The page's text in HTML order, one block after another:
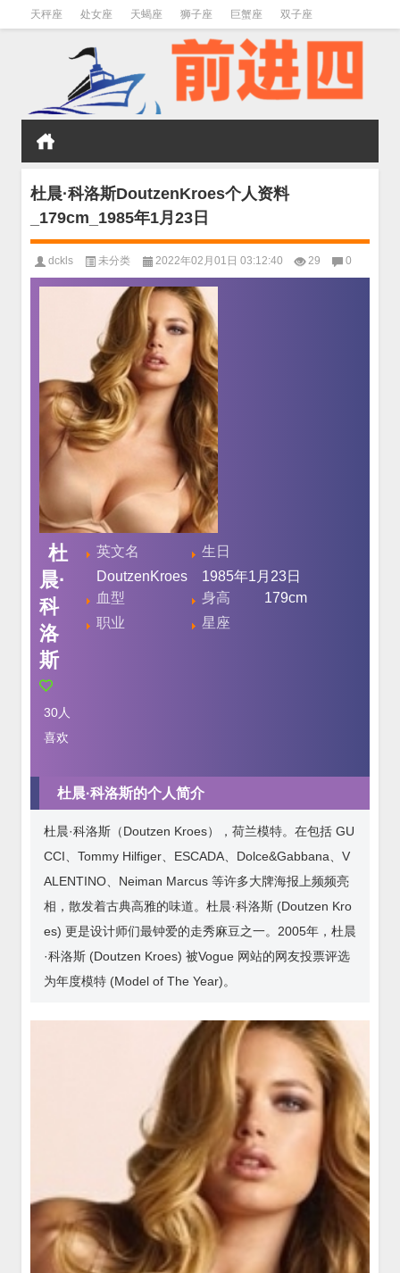
天秤座 处女座 天蝎座 狮子座 巨蟹座 双子座
杜晨·科洛斯DoutzenKroes个人资料
_179cm_1985年1月23日
dckls 未分类 2022年02月01日 03:12:40 29 0
杜
晨·
科
洛
斯
30人
喜欢
英文名
DoutzenKroes
生日
1985年1月23日
血型
身高
179cm
职业
星座
杜晨·科洛斯的个人简介
杜晨·科洛斯（Doutzen Kroes），荷兰模特。在包括 GU
CCI、Tommy Hilfiger、ESCADA、Dolce&Gabbana、V
ALENTINO、Neiman Marcus 等许多大牌海报上频频亮
相，散发着古典高雅的味道。杜晨·科洛斯 (Doutzen Kro
es) 更是设计师们最钟爱的走秀麻豆之一。2005年，杜晨
·科洛斯 (Doutzen Kroes) 被Vogue 网站的网友投票评选
为年度模特 (Model of The Year)。